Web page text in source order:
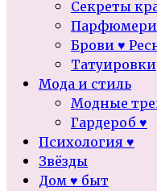
Секреты
Брови ♥
Татуировки
Мода и стиль
Модные
Гардероб ♥
Психология ♥
Звёзды
Дом ♥ быт